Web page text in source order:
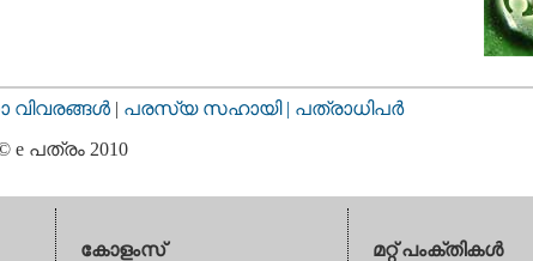
വിവരങ്ങള്‍ | പരസ്യ സഹായി | പത്രാധിപര്‍
e പത്രം 2010
കോളംസ്
മറ്റ് പംക്തികള്‍